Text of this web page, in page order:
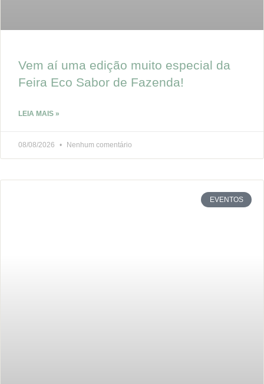
Vem aí uma edição muito especial da
Feira Eco Sabor de Fazenda!
LEIA MAIS »
08/08/2026 Nenhum comentário
EVENTOS